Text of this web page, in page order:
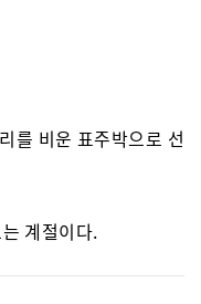
를 비운 표주박으로 선
계절이다.